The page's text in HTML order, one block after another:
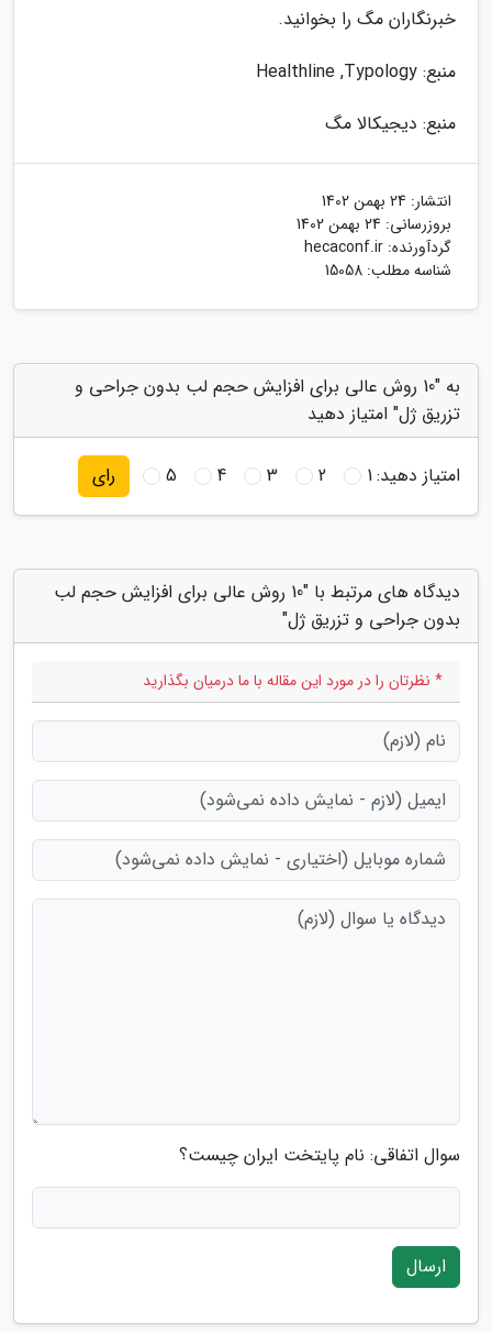
خبرنگاران مگ را بخوانید.
منبع: Healthline ,Typology
منبع: دیجیکالا مگ
انتشار: 24 بهمن 1402
بروزرسانی: 24 بهمن 1402
گردآورنده: hecaconf.ir
شناسه مطلب: 15058
به "10 روش عالی برای افزایش حجم لب بدون جراحی و
تزریق ژل" امتیاز دهید
امتیاز دهید:1
2
3
4
5 رای
دیدگاه های مرتبط با "10 روش عالی برای افزایش حجم لب
بدون جراحی و تزریق ژل"
* نظرتان را در مورد این مقاله با ما درمیان بگذارید
سوال اتفاقی: نام پایتخت ایران چیست؟
ارسال